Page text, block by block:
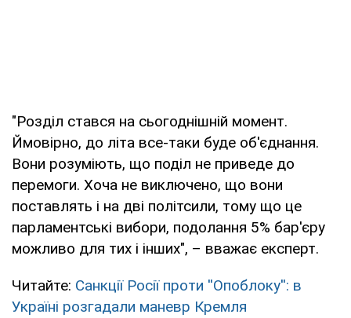
"Розділ стався на сьогоднішній момент.
Ймовірно, до літа все-таки буде об'єднання.
Вони розуміють, що поділ не приведе до
перемоги. Хоча не виключено, що вони
поставлять і на дві політсили, тому що це
парламентські вибори, подолання 5% бар'єру
можливо для тих і інших", – вважає експерт.
Читайте: Санкції Росії проти ''Опоблоку'': в
Україні розгадали маневр Кремля